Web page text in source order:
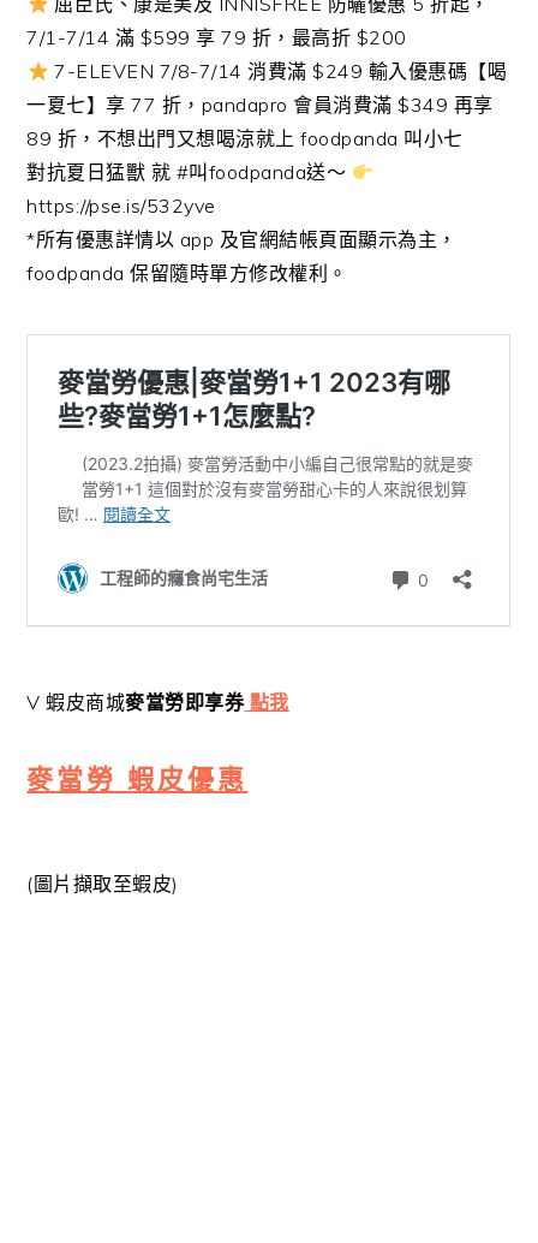
7/1-7/14 滿 $599 享 79 折，最高折 $200
7-ELEVEN 7/8-7/14 消費滿 $249 輸入優惠碼【喝
一夏七】享 77 折，pandapro 會員消費滿 $349 再享
89 折，不想出門又想喝涼就上 foodpanda 叫小七
對抗夏日猛獸 就 #叫foodpanda送～
https://pse.is/532yve
*所有優惠詳情以 app 及官網結帳頁面顯示為主，
foodpanda 保留隨時單方修改權利。
V 蝦皮商城麥當勞即享券點我
麥當勞 蝦皮優惠
(圖片擷取至蝦皮)